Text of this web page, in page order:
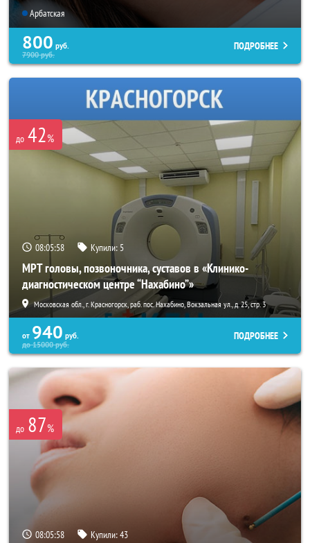
Арбатская
800 руб.
7900руб.
ПОДРОБНЕЕ
до 42%
08:05:55 Купили: 5
МРТ головы, позвоночника, суставов в «Клинико-
диагностическом центре “Нахабино”»
Московская обл., г. Красногорск, раб. пос. Нахабино, Вокзальная ул., д. 25, стр. 3
от 940 руб.
до15000руб.
ПОДРОБНЕЕ
до 87%
08:05:55 Купили:43